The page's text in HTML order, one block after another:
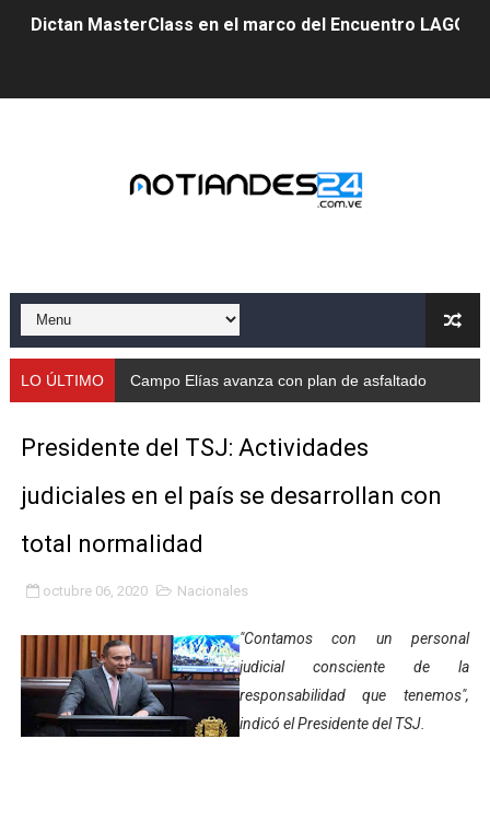
Dictan MasterClass en el marco del Encuentro LAGO
Gobernador Arnaldo Sánchez apadrina a más de 993
Mérida fortalece su reserva deportiva de cara a
Gobernación de Mérida instalará mesa de trabajo con
Gobierno bolivariano avanza en la transformación del
Instituto Nacional de Nutrición celebra Semana
Gobernación de Mérida fortalece el desarrollo
LO ÚLTIMO Campo Elías avanza con plan de asfaltado
Presidente del TSJ: Actividades
judiciales en el país se desarrollan con
total normalidad
octubre 06, 2020 Nacionales
"Contamos con un personal
judicial consciente de la
responsabilidad que tenemos",
indicó el Presidente del TSJ.